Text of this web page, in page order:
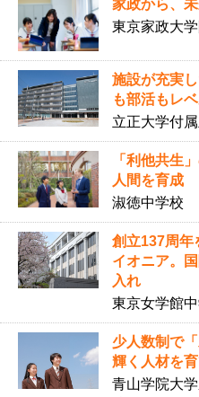
家政から、未
東京家政大
施設が充実
も部活もレ
立正大学付
「利他共生
人間を育成
淑徳中学校
創立137周年
イオニア。
入れ
東京女学館
少人数制で
輝く人材を
青山学院大